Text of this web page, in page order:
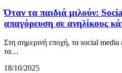
Όταν τα παιδιά μιλούν:
απαγόρευση σε ανηλίκους
Στη σημερινή εποχή, τα social media
τα…
18/10/2025